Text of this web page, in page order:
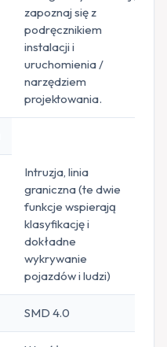
zapoznaj się z
podręcznikiem
instalacji i
uruchomienia /
narzędziem
projektowania.
Intruzja, linia
graniczna (te dwie
funkcje wspierają
klasyfikację i
dokładne
wykrywanie
pojazdów i ludzi)
SMD 4.0